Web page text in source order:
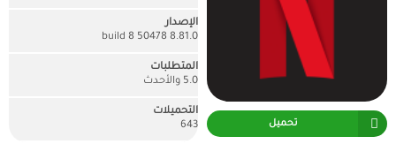
تحميل
الإصدار
8.81.0 build 8 50478
المتطلبات
5.0 والأحدث
التحميلات
643